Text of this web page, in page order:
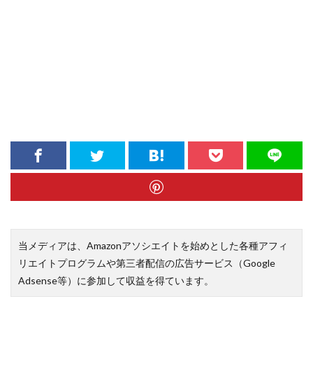
当メディアは、Amazonアソシエイトを始めとした各種アフィ
リエイトプログラムや第三者配信の広告サービス（Google
Adsense等）に参加して収益を得ています。